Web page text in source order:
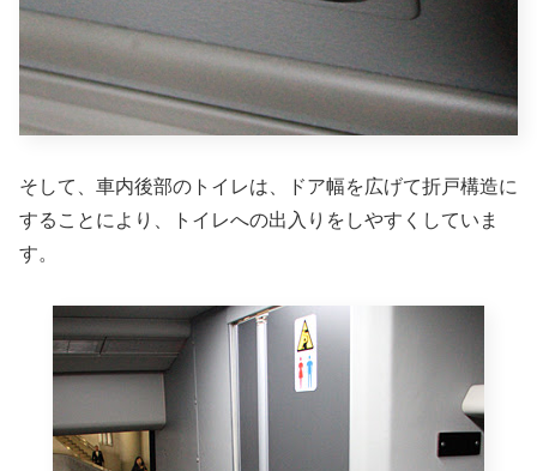
そして、車内後部のトイレは、ドア幅を広げて折戸構造に
することにより、トイレへの出入りをしやすくしていま
す。